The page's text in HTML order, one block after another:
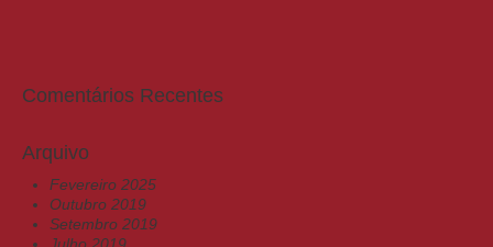
Comentários Recentes
Arquivo
Fevereiro 2025
Outubro 2019
Setembro 2019